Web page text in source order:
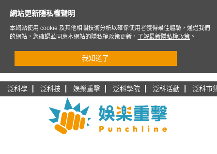
泛科學 泛科技 娛樂重擊 泛科學院 泛科活動 泛科市
網站更新隱私權聲明
本網站使用 cookie 及其他相關技術分析以確保使用者獲得最佳體驗，通過我們
的網站，您確認並同意本網站的隱私權政策更新，
了解最新隱私權政策 。
我知道了